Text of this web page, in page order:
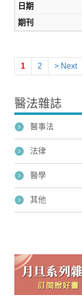
1 2 > Next
醫法雜誌
醫事法
法律
醫學
其他